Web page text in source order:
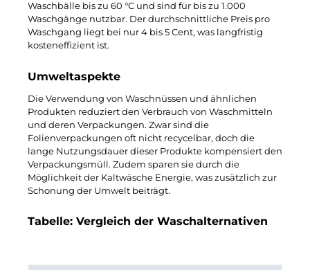
Waschbälle bis zu 60 °C und sind für bis zu 1.000
Waschgänge nutzbar. Der durchschnittliche Preis pro
Waschgang liegt bei nur 4 bis 5 Cent, was langfristig
kosteneffizient ist.
Umweltaspekte
Die Verwendung von Waschnüssen und ähnlichen
Produkten reduziert den Verbrauch von Waschmitteln
und deren Verpackungen. Zwar sind die
Folienverpackungen oft nicht recycelbar, doch die
lange Nutzungsdauer dieser Produkte kompensiert den
Verpackungsmüll. Zudem sparen sie durch die
Möglichkeit der Kaltwäsche Energie, was zusätzlich zur
Schonung der Umwelt beiträgt.
Tabelle: Vergleich der Waschalternativen